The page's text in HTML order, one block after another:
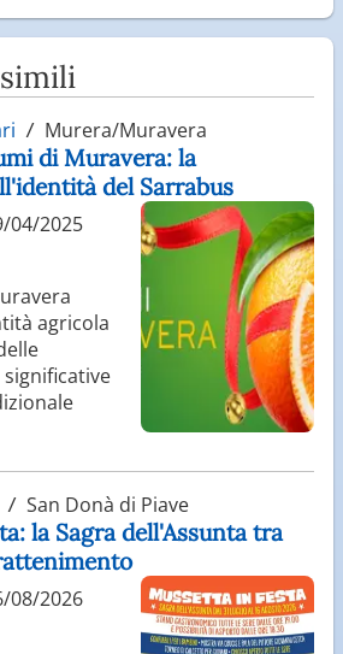
Murera/Muravera
di Muravera: la
del Sarrabus
04/2025
agricola
San Donà di Piave
la Sagra dell'Assunta tra
08/2026